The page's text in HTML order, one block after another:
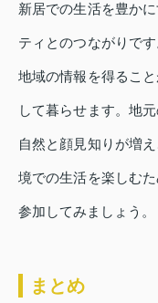
新居での生活を豊か
ティとのつながりで
地域の情報を得るこ
して暮らせます。地
自然と顔見知りが増
境での生活を楽しむ
参加してみましょう。
まとめ